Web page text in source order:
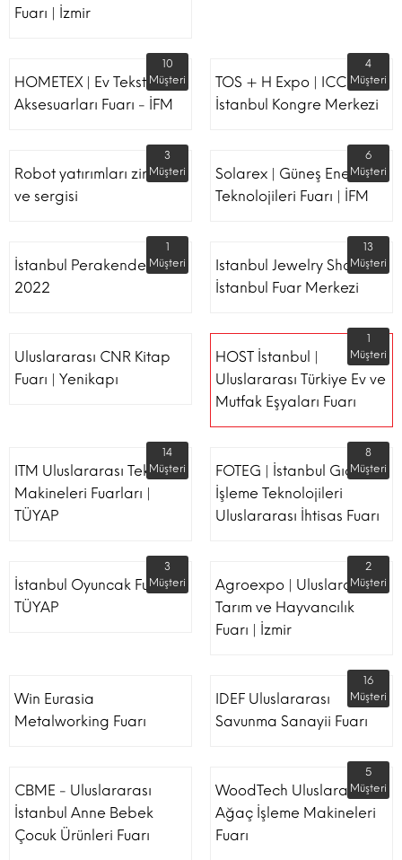
Fuarı | İzmir
HOMETEX | Ev Tekstili Ve
Aksesuarları Fuarı - İFM
10
Müşteri
TOS + H Expo | ICC -
İstanbul Kongre Merkezi
4
Müşteri
Robot yatırımları zirvesi
ve sergisi
3
Müşteri
Solarex | Güneş Enerjisi &
Teknolojileri Fuarı | İFM
6
Müşteri
İstanbul Perakende Fuarı
2022
1
Müşteri
Istanbul Jewelry Show |
İstanbul Fuar Merkezi
13
Müşteri
Uluslararası CNR Kitap
Fuarı | Yenikapı
HOST İstanbul |
Uluslararası Türkiye Ev ve
Mutfak Eşyaları Fuarı
1
Müşteri
ITM Uluslararası Tekstil
Makineleri Fuarları |
TÜYAP
14
Müşteri
FOTEG | İstanbul Gıda
İşleme Teknolojileri
Uluslararası İhtisas Fuarı
8
Müşteri
İstanbul Oyuncak Fuarı -
TÜYAP
3
Müşteri
Agroexpo | Uluslararası
Tarım ve Hayvancılık
Fuarı | İzmir
2
Müşteri
Win Eurasia
Metalworking Fuarı
IDEF Uluslararası
Savunma Sanayii Fuarı
16
Müşteri
CBME - Uluslararası
İstanbul Anne Bebek
Çocuk Ürünleri Fuarı
WoodTech Uluslararası
Ağaç İşleme Makineleri
Fuarı
5
Müşteri